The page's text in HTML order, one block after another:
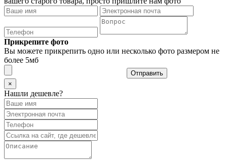
Прикрепите фото
Вы можете прикрепить одно или несколько фото размером не
более 5мб
Отправить
×
Нашли дешевле?